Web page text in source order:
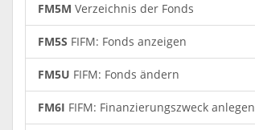
FM5M Verzeichnis der Fonds
FM5S FIFM: Fonds anzeigen
FM5U FIFM: Fonds ändern
FM6I FIFM: Finanzierungszweck anlegen